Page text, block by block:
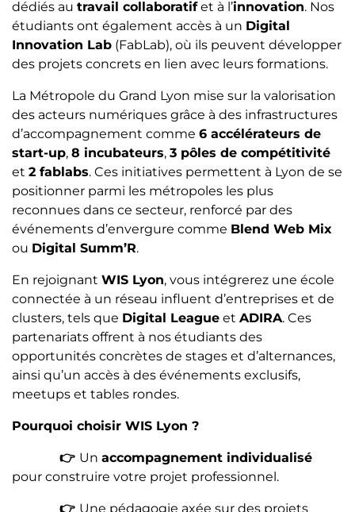
dédiés au travail collaboratifet à l’innovation. Nos
étudiants ont également accès à un Digital
Innovation Lab (FabLab), où ils peuvent développer
des projets concrets en lien avec leurs formations.
La Métropole du Grand Lyon mise sur la valorisation
des acteurs numériques grâce à des infrastructures
d’accompagnement comme 6 accélérateurs de
start-up, 8 incubateurs, 3 pôles de compétitivité
et 2 fablabs. Ces initiatives permettent à Lyon de se
positionner parmi les métropoles les plus
reconnues dans ce secteur, renforcé par des
événements d’envergure comme Blend Web Mix
ou Digital Summ’R.
En rejoignant WIS Lyon, vous intégrerez une école
connectée à un réseau influent d’entreprises et de
clusters, tels que Digital League et ADIRA. Ces
partenariats offrent à nos étudiants des
opportunités concrètes de stages et d’alternances,
ainsi qu’un accès à des événements exclusifs,
meetups et tables rondes.
Pourquoi choisir WIS Lyon ?
👉 Un accompagnement individualisé
pour construire votre projet professionnel.
👉 Une pédagogie axée sur des projets